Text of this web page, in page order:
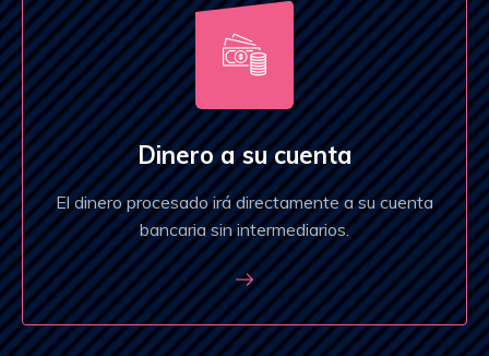
Dinero a su cuenta
El dinero procesado irá directamente a su cuenta
bancaria sin intermediarios.